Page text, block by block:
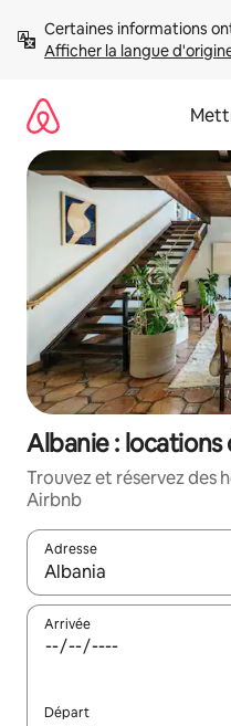
directement
Afficher la langue
Albanie : locations
Trouvez et réservez des
Airbnb
Adresse
Lorsque les résultats
Arrivée
Départ